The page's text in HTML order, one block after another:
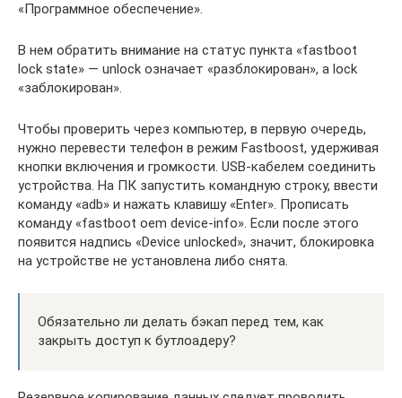
«Программное обеспечение».
В нем обратить внимание на статус пункта «fastboot
lock state» — unlock означает «разблокирован», а lock
«заблокирован».
Чтобы проверить через компьютер, в первую очередь,
нужно перевести телефон в режим Fastboost, удерживая
кнопки включения и громкости. USB-кабелем соединить
устройства. На ПК запустить командную строку, ввести
команду «adb» и нажать клавишу «Enter». Прописать
команду «fastboot oem device-info». Если после этого
появится надпись «Device unlocked», значит, блокировка
на устройстве не установлена либо снята.
Обязательно ли делать бэкап перед тем, как
закрыть доступ к бутлоадеру?